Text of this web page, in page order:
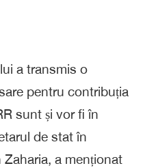
a transmis o
pentru contribuția
sunt și vor fi în
de stat în
a menționat